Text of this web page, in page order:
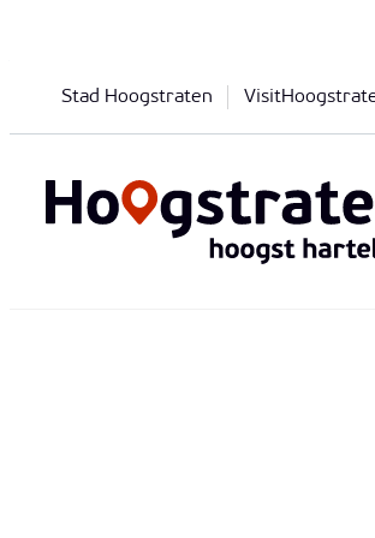
Naar inhoud
Stad Hoogstraten
Hoogstraten